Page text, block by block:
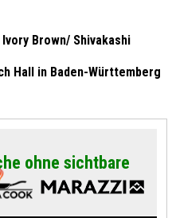
Brown/ Shivakashi
Hall in Baden-Württemberg
ohne sichtbare